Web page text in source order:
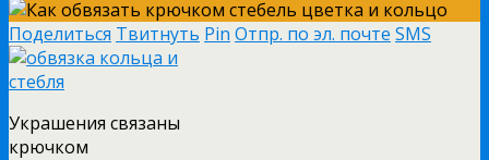
Поделиться Твитнуть Pin Отпр. по эл. почте SMS
Украшения связаны
крючком